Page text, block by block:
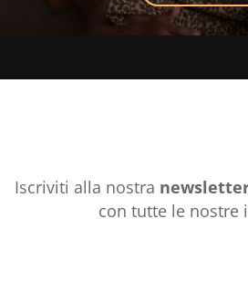
Iscriviti alla nostra
con tutte le nostre